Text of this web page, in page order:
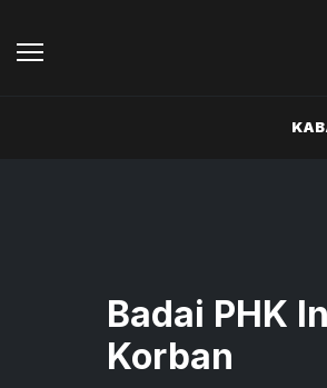
Badai PHK
Korban